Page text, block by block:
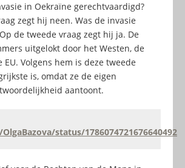
in Oekraïne gerechtvaardigd?
zegt hij neen. Was de invasie
de tweede vraag zegt hij ja. De
uitgelokt door het Westen, de
EU. Volgens hem is deze tweede
is, omdat ze de eigen
aantoont.
status/1786074721676640492